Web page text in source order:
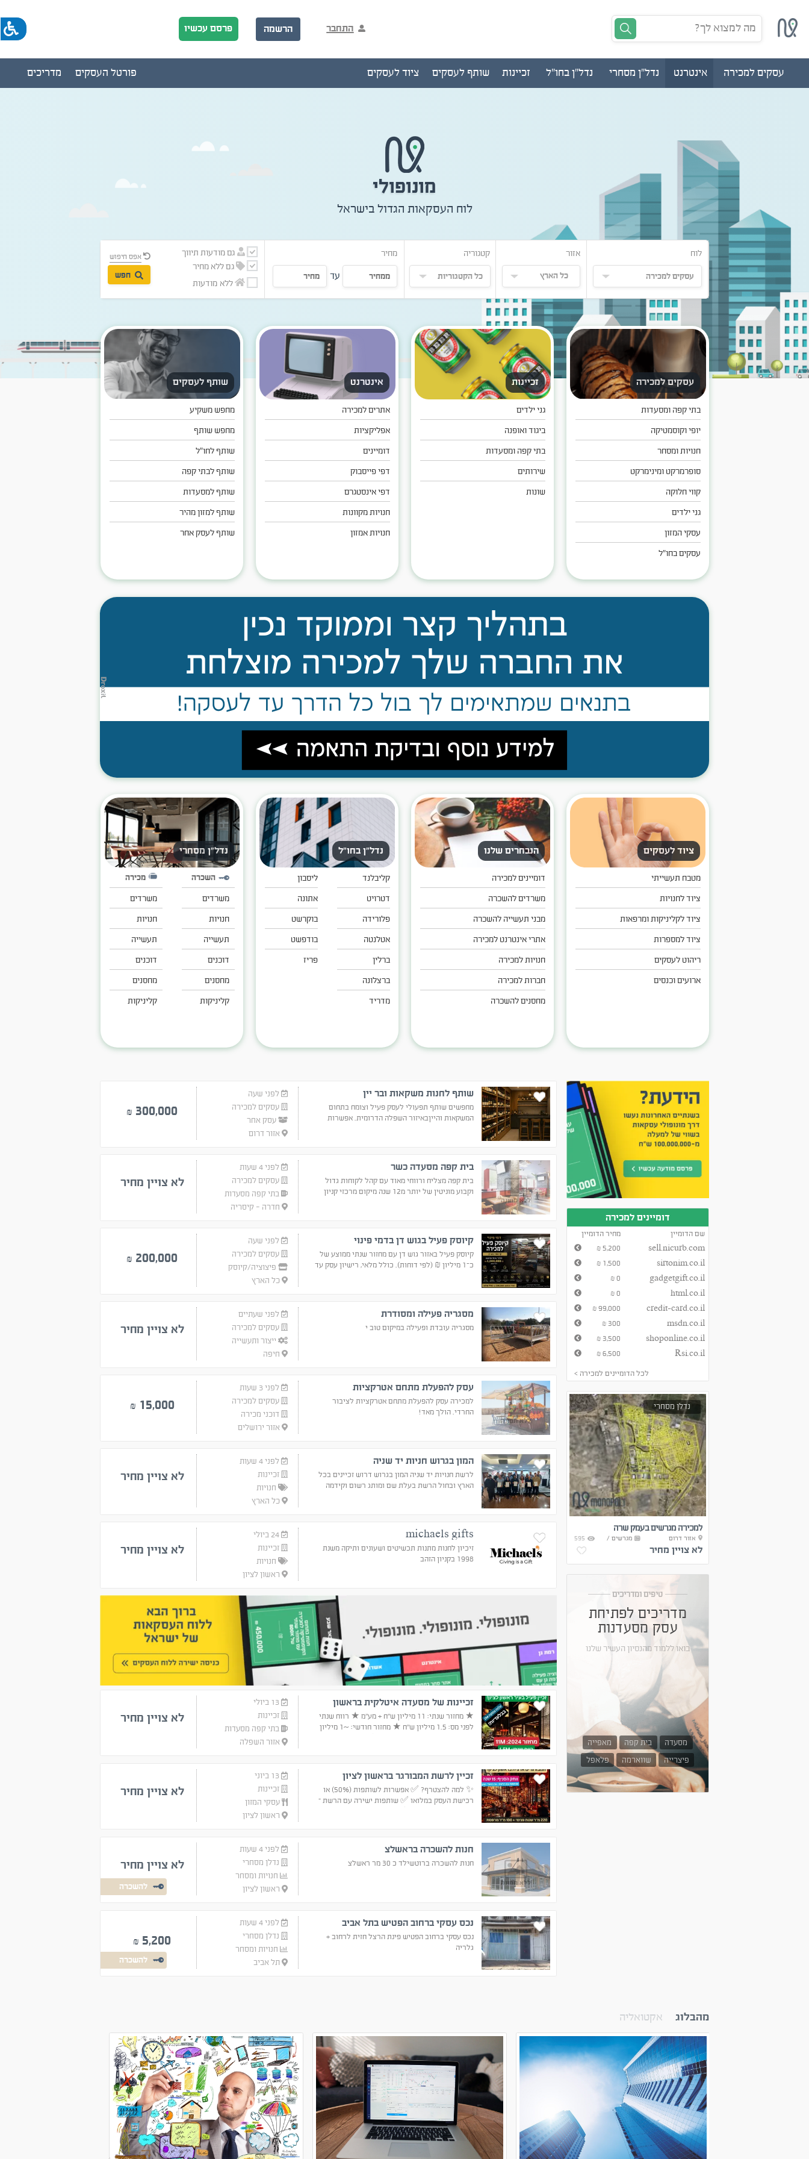
מה למצוא לך? התחבר הרשמה פרסם עכשיו
עסקים למכירה אינטרנט נדל"ן מסחרי נדל"ן בחו"ל זכיינות שותף לעסקים ציוד לעסקים מדריכים פורטל העסקים
מונופולי
לוח העסקאות הגדול בישראל
לוח אזור
כל הארץ
קטגוריה מחיר
עד
גם מודעות תיווך
גם ללא מחיר
ללא מודעות
שנמכרו
אפס חיפוש
חפש
עסקים למכירה
בתי קפה ומסעדות
יופי וקוסמטיקה
חנויות ומסחר
סופרמרקט ומינימרקט
קווי חלוקה
גני ילדים
עסקי המזון
עסקים בחו"ל
זכיינות
גני ילדים
ביגוד ואופנה
בתי קפה ומסעדות
שירותים
שונות
אינטרנט
אתרים למכירה
אפליקציות
דומיינים
דפי פייסבוק
דפי אינסטגרם
חנויות מקוונות
חנויות אמזון
שותף לעסקים
מחפש משקיע
מחפש שותף
שותף לחו"ל
שותף לבתי קפה
שותף למסעדות
שותף למזון מהיר
שותף לעסק אחר
נדל"ן מסחרי
השכרה
משרדים
חנויות
תעשייה
דוכנים
מחסנים
קליניקות
מכירה
משרדים
חנויות
תעשייה
דוכנים
מחסנים
קליניקות
נדל"ן בחו"ל
קליבלנד
דטרויט
פלורידה
אטלנטה
ברלין
ברצלונה
מדריד
ליסבון
אתונה
בוקרשט
בודפשט
פריז
הנבחרים שלנו
דומיינים למכירה
משרדים להשכרה
מבני תעשייה להשכרה
אתרי אינטרנט למכירה
חנויות למכירה
חברות למכירה
מחסנים להשכרה
ציוד לעסקים
מטבח תעשייתי
ציוד לחנויות
ציוד לקליניקות ומרפאות
ציוד למספרות
ריהוט לעסקים
ארועים וכנסים
דומיינים למכירה
שם הדומיין
מחיר הדומיין
sell.nicurb.com
5,200
₪
sirtonim.co.il
1,500
₪
gadgetgift.co.il
0
₪
html.co.il
0
₪
credit-card.co.il
99,000
₪
msdn.co.il
300
₪
shoponline.co.il
3,500
₪
Rsi.co.il
6,500
₪
לכל הדומיינים למכירה >
נדלן מסחרי
למכירה מגרשים בעמק שרה
אזור דרום
מגרשים /
595
לא צויין מחיר
טיפים ומדריכים
מדריכים לפתיחת
עסק מסעדנות
בואו ללמוד מהנסיון העשיר שלנו
מסעדה בית קפה
מאפייה
פיצרייה
שווארמה פלאפל
שותף לחנות משקאות ובר יין
מחפשים שותף תפעולי לעסק פעיל וצומח בתחום
המשקאות והייןבאיזור השפלה הדרומית. אפשרות
לפני שעה
עסקים למכירה
עסק אחר
אזור דרום
300,000
₪
ללא תמונה
בית קפה מסעדה כשר
בית קפה מצליח ורווחי מאוד עם קהל לקוחות גדול
וקבוע מוניטין של יותר מ12 שנה מיקום מרכזי קניון
לפני 4 שעות
עסקים למכירה
בתי קפה מסעדות
חדרה - קיסריה
לא צויין מחיר
קיוסק פעיל בגוש דן בדמי פינוי
קיוסק פעיל באזור גוש דן עם מחזור שנתי ממוצע של
כ־1 מיליון ₪ (לפי דוחות). כולל מלאי, רישיון עסק עד
לפני שעה
עסקים למכירה
פיצוציה/קיוסק
כל הארץ
200,000
₪
מסגריה פעילה ומסודרת
מסגריה עובדת ופעילה במיקום טוב י
לפני שעתיים
עסקים למכירה
ייצור ותעשייה
חיפה
לא צויין מחיר
ללא תמונה
עסק להפעלת מתחם אטרקציות
למכירה עסק להפעלת מתחם אטרקציות לציבור
החרדי. הולך מאד!
לפני 3 שעות
עסקים למכירה
דוכני מכירה
אזור ירושלים
15,000
₪
המון בגרוש חניות יד שניה
לרשת חנויות יד שניה המון בגרוש דרוש זכיינים בכל
הארץ ובחול הרשת בעלת שם ומותג רשום וקידמה
לפני 4 שעות
זכיינות
חנויות
כל הארץ
לא צויין מחיר
michaels gifts
זיכיון לחנות מתנות תכשיטים ושעונים ותיקה משנת
1998 בקניון הזהב
24 ביולי
זכיינות
חנויות
ראשון לציון
לא צויין מחיר
זכיינות של מסעדה איטלקית בראשון
★ מחזור שנתי: 11 מיליון ש"ח + מע"מ ★ רווח שנתי
לפני מס: 1.5 מיליון ש"ח ★ מחזור חודשי: ~1 מיליון
זכיינות
בתי קפה מסעדות
אזור השפלה
לא צויין מחיר
זכיין לרשת המבורגר בראשון לציון
✨ למה להצטרף? ✅ אפשרות לשותפות (50%) או
רכישת העסק במלואו ✅ שותפות ישירה עם הרשת –
זכיינות
עסקי המזון
ראשון לציון
לא צויין מחיר
ללא תמונה
חנות להשכרה בראשלצ
חנות להשכרה ברוטשילד כ 30 מר ראשלצ
לפני 4 שעות
נדלן מסחרי
חנויות ומסחר
ראשון לציון
לא צויין מחיר
להשכרה
נכס עסקי ברחוב הפטיש בתל אביב
נכס עסקי ברחוב הפטיש פינת הרצל חזית לרחוב +
גלריה
לפני 4 שעות
נדלן מסחרי
חנויות ומסחר
תל אביב
5,200
₪
להשכרה
מהבלוג אקטואליה